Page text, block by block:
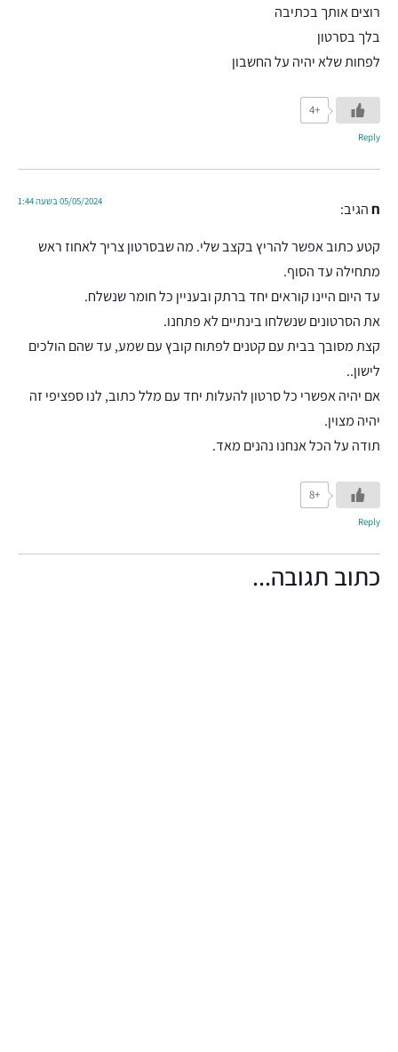
רוצים אותך בכתיבה
בלך בסרטון
לפחות שלא יהיה על החשבון
+4
Reply
חהגיב: 05/05/2024 בשעה 1:44
קטע כתוב אפשר להריץ בקצב שלי. מה שבסרטון צריך לאחוז ראש
מתחילה עד הסוף.
עד היום היינו קוראים יחד ברתק ובעניין כל חומר שנשלח.
את הסרטונים שנשלחו בינתיים לא פתחנו.
קצת מסובך בבית עם קטנים לפתוח קובץ עם שמע, עד שהם הולכים
לישון..
אם יהיה אפשרי כל סרטון להעלות יחד עם מלל כתוב, לנו ספציפי זה
יהיה מצוין.
תודה על הכל אנחנו נהנים מאד.
+8
Reply
כתוב תגובה...